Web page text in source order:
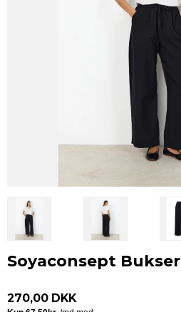
Soyaconsept Bukser
270,00 DKK